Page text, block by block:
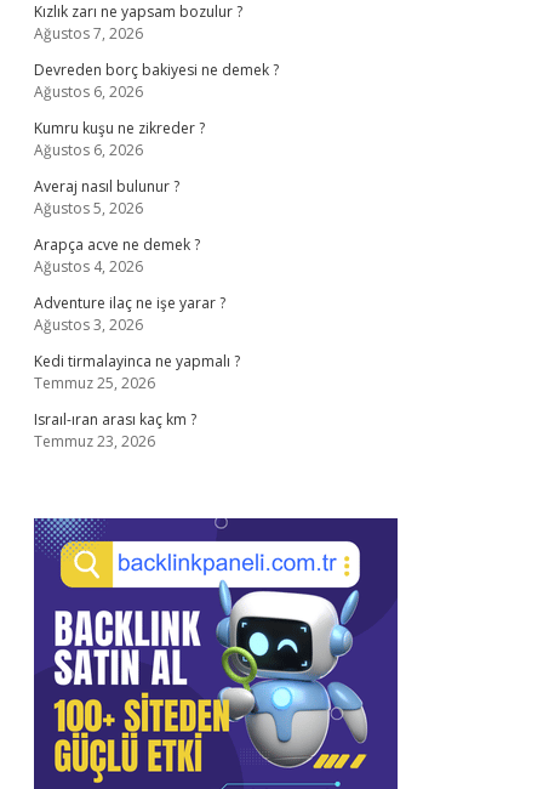
Kızlık zarı ne yapsam bozulur ?
Ağustos 7, 2026
Devreden borç bakiyesi ne demek ?
Ağustos 6, 2026
Kumru kuşu ne zikreder ?
Ağustos 6, 2026
Averaj nasıl bulunur ?
Ağustos 5, 2026
Arapça acve ne demek ?
Ağustos 4, 2026
Adventure ilaç ne işe yarar ?
Ağustos 3, 2026
Kedi tirmalayinca ne yapmalı ?
Temmuz 25, 2026
Israıl-ıran arası kaç km ?
Temmuz 23, 2026